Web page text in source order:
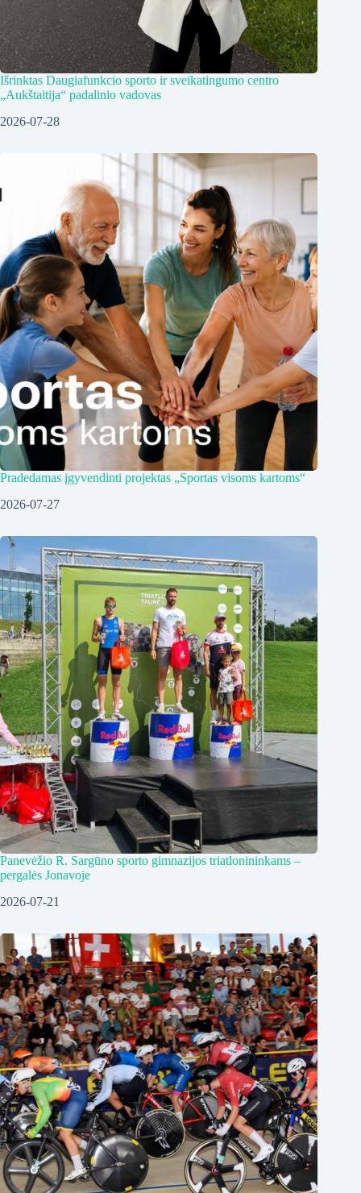
Išrinktas Daugiafunkcio sporto ir sveikatingumo centro
„Aukštaitija“ padalinio vadovas
2026-07-28
Pradedamas įgyvendinti projektas „Sportas visoms kartoms“
2026-07-27
Panevėžio R. Sargūno sporto gimnazijos triatlonininkams –
pergalės Jonavoje
2026-07-21